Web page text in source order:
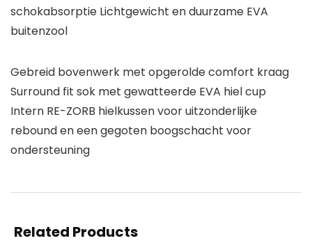
schokabsorptie Lichtgewicht en duurzame EVA
buitenzool
Gebreid bovenwerk met opgerolde comfort kraag
Surround fit sok met gewatteerde EVA hiel cup
Intern RE-ZORB hielkussen voor uitzonderlijke
rebound en een gegoten boogschacht voor
ondersteuning
Related Products